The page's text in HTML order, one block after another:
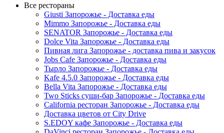
Все рестораны
Giusti Запорожье - Доставка еды
Mimmo Запорожье - Доставка еды
SENATOR Запорожье - Доставка еды
Dolce Vita Запорожье - Доставка еды
Пивная лига Запорожье - доставка пива и закусок
Jobs Cafe Запорожье - Доставка еды
Тырло Запорожье - Доставка еды
Kafe 4.5.0 Запорожье - Доставка еды
Bella Vita Запорожье - Доставка еды
Two Sticks суши-бар Запорожье - Доставка еды
California ресторан Запорожье - Доставка еды
Доставка цветов от City Drive
S.EDOY кафе Запорожье - Доставка еды